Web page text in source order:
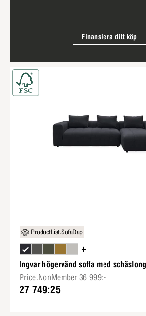
Finansiera ditt köp
ProductList.SofaDap
+
Ingvar högervänd soffa med schäslong
Price.NonMember 36 999:-
27 749:25